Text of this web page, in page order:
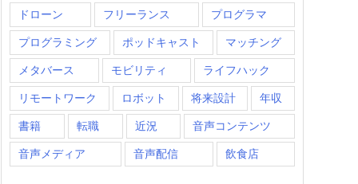
ドローン フリーランス プログラマ
プログラミング ポッドキャスト マッチング
メタバース モビリティ ライフハック
リモートワーク ロボット 将来設計 年収
書籍 転職 近況 音声コンテンツ
音声メディア 音声配信 飲食店